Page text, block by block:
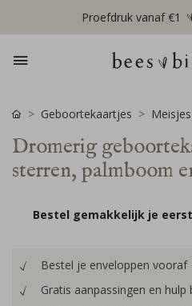
Proefdruk vanaf €1
Geboortekaartjes Meisjes
Dromerig
sterren, palmboom
Bestel gemakkelijk je
Bestel je enveloppen vooraf
Gratis aanpassingen en hulp